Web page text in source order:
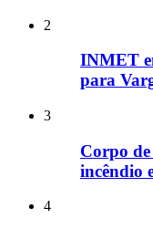
2
INMET
para
3
Corpo
incêndio
4